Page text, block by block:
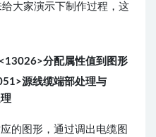
大家演示下制作过程，这
分配属性值到图形
源线缆端部处理与
的图形，通过调出电缆图